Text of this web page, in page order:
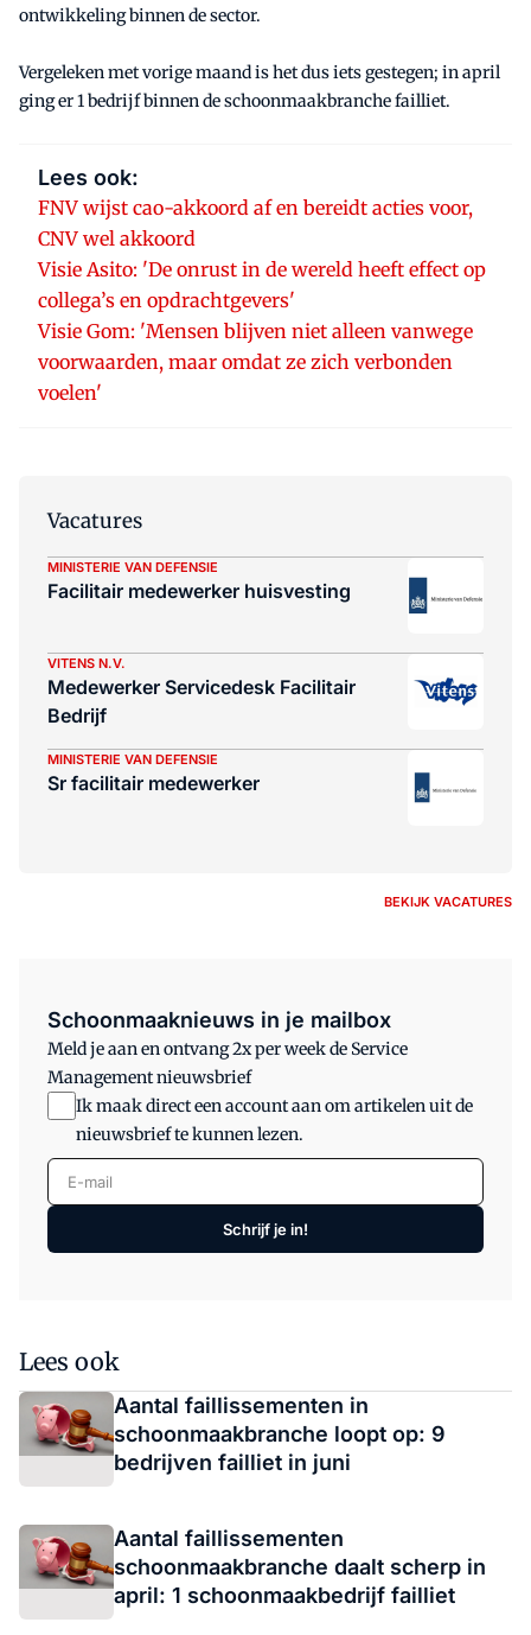
ontwikkeling binnen de sector.
Vergeleken met vorige maand is het dus iets gestegen; in april
ging er 1 bedrijf binnen de schoonmaakbranche failliet.
Lees ook:
FNV wijst cao-akkoord af en bereidt acties voor,
CNV wel akkoord
Visie Asito: 'De onrust in de wereld heeft effect op
collega’s en opdrachtgevers'
Visie Gom: 'Mensen blijven niet alleen vanwege
voorwaarden, maar omdat ze zich verbonden
voelen'
Vacatures
MINISTERIE VAN DEFENSIE
Facilitair medewerker huisvesting
VITENS N.V.
Medewerker Servicedesk Facilitair
Bedrijf
MINISTERIE VAN DEFENSIE
Sr facilitair medewerker
BEKIJK VACATURES
Schoonmaaknieuws in je mailbox
Meld je aan en ontvang 2x per week de Service
Management nieuwsbrief
Ik maak direct een account aan om artikelen uit de
nieuwsbrief te kunnen lezen.
E-mail
Schrijf je in!
Lees ook
Aantal faillissementen in
schoonmaakbranche loopt op: 9
bedrijven failliet in juni
Aantal faillissementen
schoonmaakbranche daalt scherp in
april: 1 schoonmaakbedrijf failliet